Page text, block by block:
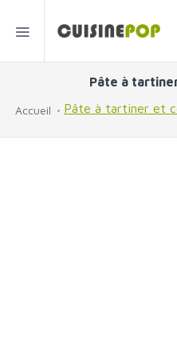
Pâte à
Accueil Pâte à tartiner et